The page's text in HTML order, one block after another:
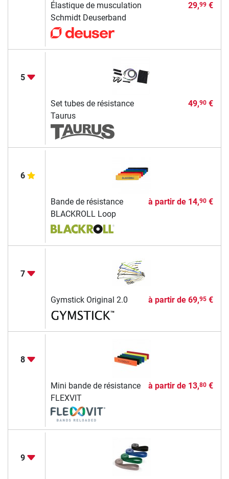
Élastique de musculation
Schmidt Deuserband
29,99€
5
Set tubes de résistance
Taurus
49,90€
6
Bande de résistance
BLACKROLL Loop
à partir de 14,90€
7
Gymstick Original 2.0 à partir de 69,95€
8
Mini bande de résistance
FLEXVIT
à partir de 13,80€
9